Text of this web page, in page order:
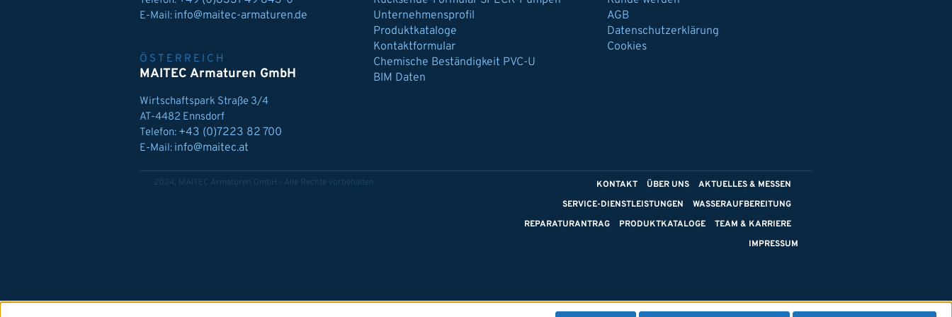
E-Mail: info@maitec-armaturen.de
ÖSTERREICH
MAITEC Armaturen GmbH
Wirtschaftspark Straße 3/4
AT-4482 Ennsdorf
Telefon: +43 (0)7223 82 700
E-Mail: info@maitec.at
Unternehmensprofil
Produktkataloge
Kontaktformular
Chemische Beständigkeit PVC-U
BIM Daten
AGB
Datenschutzerklärung
Cookies
2024, MAITEC Armaturen GmbH - Alle Rechte vorbehalten KONTAKT ÜBER UNS
AKTUELLES & MESSEN
SERVICE-DIENSTLEISTUNGEN
WASSERAUFBEREITUNG
REPARATURANTRAG
PRODUKTKATALOGE
TEAM & KARRIERE
IMPRESSUM